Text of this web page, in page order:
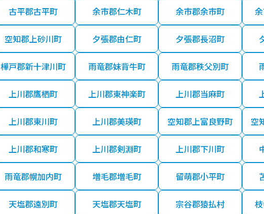
古平郡古平町 余市郡仁木町 余市郡余市町
空知郡上砂川町 夕張郡由仁町 夕張郡長沼町
樺戸郡新十津川町 雨竜郡妹背牛町 雨竜郡秩父別町
上川郡鷹栖町 上川郡東神楽町 上川郡当麻町
上川郡東川町 上川郡美瑛町 空知郡上富良野町 空
上川郡和寒町 上川郡剣淵町 上川郡下川町
雨竜郡幌加内町 増毛郡増毛町 留萌郡小平町
天塩郡遠別町 天塩郡天塩町 宗谷郡猿払村